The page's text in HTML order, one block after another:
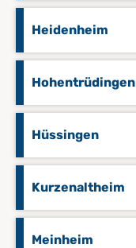
Heidenheim
Hohentrüdingen
Hüssingen
Kurzenaltheim
Meinheim